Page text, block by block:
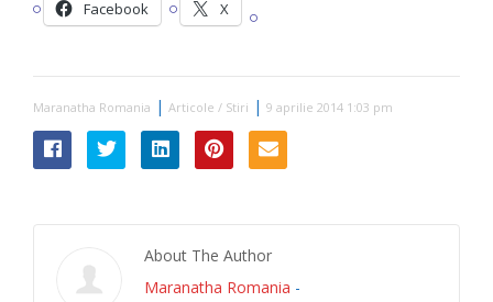
Facebook X
Maranatha Romania | Articole / Stiri | 9 aprilie 2014 1:03 pm
About The Author
Maranatha Romania -